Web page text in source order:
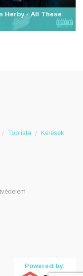
Herby - All These
Toplista Kérések
Powered by: